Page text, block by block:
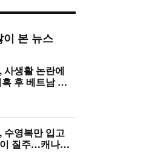
Mute
본 뉴스
사생활 논란에
후 베트남 女
수영복만 입고
질주…캐나다